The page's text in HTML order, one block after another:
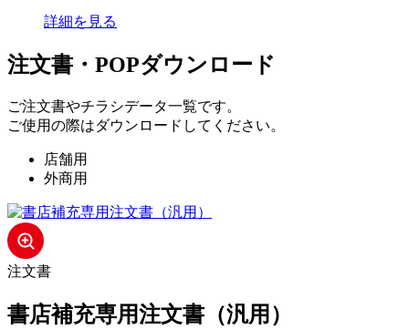
詳細を見る
注文書・ POPダウンロード
ご注文書やチラシデータ一覧です。
ご使用の際はダウンロードしてください。
店舗用
外商用
注文書
書店補充専用注文書（汎用）